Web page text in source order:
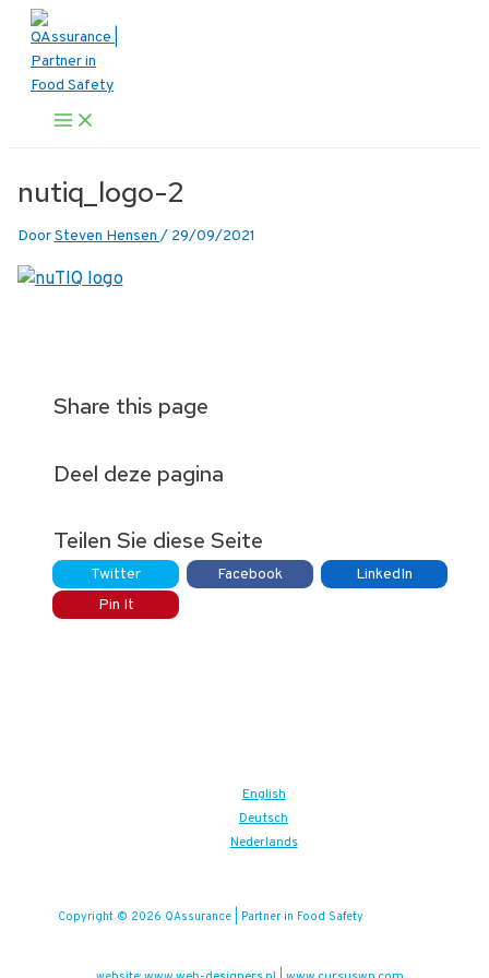
naar
inhoud
Main
nutiq_logo-2
DoorSteven Hensen / 29/09/2021
Share this page
Deel deze pagina
Teilen Sie diese Seite
Twitter Facebook
LinkedIn
Pin It
English
Deutsch
Nederlands
Copyright © 2026 QAssurance | Partner in Food Safety